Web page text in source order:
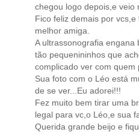
chegou logo depois,e veio
Fico feliz demais por
melhor amiga.
A ultrassonografia engana
tão pequenininhos que
complicado ver com quem
Sua foto com o Léo está
de se ver...Eu adorei!!!
Fez muito bem tirar uma
legal para vc,o Léo,e sua
Querida grande beijo e